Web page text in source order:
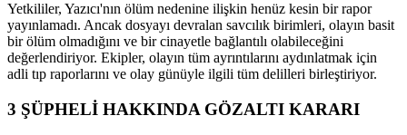
Yetkililer, Yazıcı'nın ölüm nedenine ilişkin henüz kesin bir rapor
yayınlamadı. Ancak dosyayı devralan savcılık birimleri, olayın basit
bir ölüm olmadığını ve bir cinayetle bağlantılı olabileceğini
değerlendiriyor. Ekipler, olayın tüm ayrıntılarını aydınlatmak için
adli tıp raporlarını ve olay günüyle ilgili tüm delilleri birleştiriyor.
3 ŞÜPHELİ HAKKINDA GÖZALTI KARARI